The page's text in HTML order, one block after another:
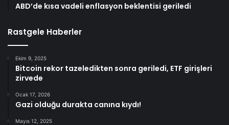
ABD’de kısa vadeli enflasyon beklentisi geriledi
Rastgele Haberler
Ekim 9, 2025
Bitcoin rekor tazeledikten sonra geriledi, ETF girişleri
zirvede
Ocak 17, 2026
Gazi olduğu durakta canına kıydı!
Mayıs 12, 2025